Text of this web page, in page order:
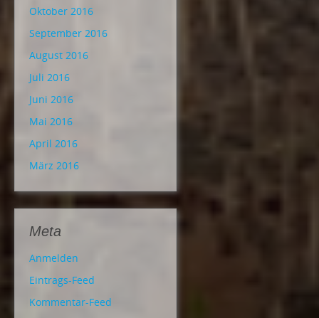
Oktober 2016
September 2016
August 2016
Juli 2016
Juni 2016
Mai 2016
April 2016
März 2016
Meta
Anmelden
Eintrags-Feed
Kommentar-Feed